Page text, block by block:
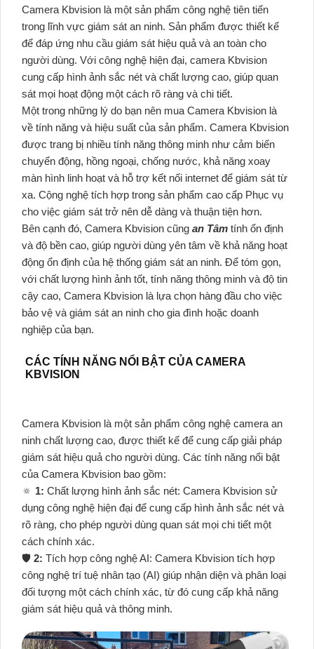
Camera Kbvision là một sản phẩm công nghệ tiên tiến
trong lĩnh vực giám sát an ninh. Sản phẩm được thiết kế
để đáp ứng nhu cầu giám sát hiệu quả và an toàn cho
người dùng. Với công nghệ hiện đại, camera Kbvision
cung cấp hình ảnh sắc nét và chất lượng cao, giúp quan
sát mọi hoạt động một cách rõ ràng và chi tiết.
Một trong những lý do bạn nên mua Camera Kbvision là
về tính năng và hiệu suất của sản phẩm. Camera Kbvision
được trang bị nhiều tính năng thông minh như cảm biến
chuyển động, hồng ngoại, chống nước, khả năng xoay
màn hình linh hoạt và hỗ trợ kết nối internet để giám sát từ
xa. Cộng nghệ tích hợp trong sản phẩm cao cấp Phục vụ
cho việc giám sát trở nên dễ dàng và thuận tiện hơn.
Bên cạnh đó, Camera Kbvision cũng an Tâm tính ổn định
và độ bền cao, giúp người dùng yên tâm về khả năng hoạt
động ổn định của hệ thống giám sát an ninh. Để tóm gọn,
với chất lượng hình ảnh tốt, tính năng thông minh và độ tin
cậy cao, Camera Kbvision là lựa chọn hàng đầu cho việc
bảo vệ và giám sát an ninh cho gia đình hoặc doanh
nghiệp của bạn.
CÁC TÍNH NĂNG NỔI BẬT CỦA CAMERA
KBVISION
Camera Kbvision là một sản phẩm công nghệ camera an
ninh chất lượng cao, được thiết kế để cung cấp giải pháp
giám sát hiệu quả cho người dùng. Các tính năng nổi bật
của Camera Kbvision bao gồm:
🔅 1: Chất lượng hình ảnh sắc nét: Camera Kbvision sử
dụng công nghệ hiện đại để cung cấp hình ảnh sắc nét và
rõ ràng, cho phép người dùng quan sát mọi chi tiết một
cách chính xác.
🛡 2: Tích hợp công nghệ AI: Camera Kbvision tích hợp
công nghệ trí tuệ nhân tạo (AI) giúp nhận diện và phân loại
đối tượng một cách chính xác, từ đó cung cấp khả năng
giám sát hiệu quả và thông minh.